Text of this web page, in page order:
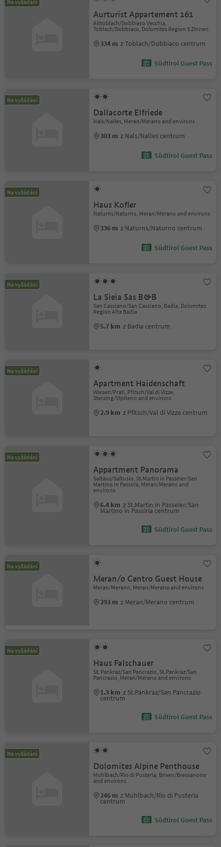
Na vyžádání
Aurturist Appartement 161
Alttoblach/Dobbiaco Vecchia,
Toblach/Dobbiaco, Dolomites Region 3 Zinnen
334 m z Toblach/Dobbiaco centrum
Südtirol Guest Pass
Na vyžádání
Dallacorte Elfriede
Nals/Nalles, Meran/Merano and environs
303 m z Nals/Nalles centrum
Südtirol Guest Pass
Na vyžádání
Haus Kofler
Naturns/Naturno, Meran/Merano and environs
336 m z Naturns/Naturno centrum
Südtirol Guest Pass
Na vyžádání
La Sieia Sas B&B
San Cassiano/San Cassiano, Badia, Dolomites
Region Alta Badia
5.7 km z Badia centrum
Na vyžádání
Apartment Haidenschaft
Wiesen/Prati, Pfitsch/Val di Vizze,
Sterzing/Vipiteno and environs
2.9 km z Pfitsch/Val di Vizze centrum
Na vyžádání
Appartment Panorama
Saltaus/Saltusio, St.Martin in Passeier/San
Martino in Passiria, Meran/Merano and
environs
6.4 km z St.Martin in Passeier/San
Martino in Passiria centrum
Südtirol Guest Pass
Na vyžádání
Meran/o Centro Guest House
Meran/Merano, Meran/Merano and environs
293 m z Meran/Merano centrum
Na vyžádání
Haus Falschauer
St. Pankraz/San Pancrazio, St.Pankraz/San
Pancrazio, Meran/Merano and environs
1.3 km z St.Pankraz/San Pancrazio
centrum
Südtirol Guest Pass
Na vyžádání
Dolomites Alpine Penthouse
Mühlbach/Rio di Pusteria, Brixen/Bressanone
and environs
246 m z Mühlbach/Rio di Pusteria
centrum
Südtirol Guest Pass